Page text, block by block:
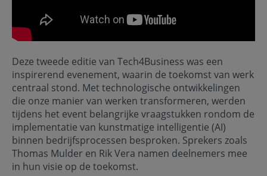
Deze tweede editie van Tech4Business was een
inspirerend evenement, waarin de toekomst van werk
centraal stond. Met technologische ontwikkelingen
die onze manier van werken transformeren, werden
tijdens het event belangrijke vraagstukken rondom de
implementatie van kunstmatige intelligentie (AI)
binnen bedrijfsprocessen besproken. Sprekers zoals
Thomas Mulder en Rik Vera namen deelnemers mee
in hun visie op de toekomst.